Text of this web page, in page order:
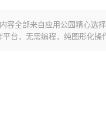
容全部来自应用公园精心选
台，无需编程，纯图形化操